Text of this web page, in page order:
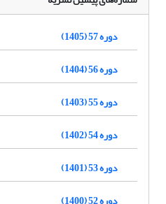
دوره 57 (1405)
دوره 56 (1404)
دوره 55 (1403)
دوره 54 (1402)
دوره 53 (1401)